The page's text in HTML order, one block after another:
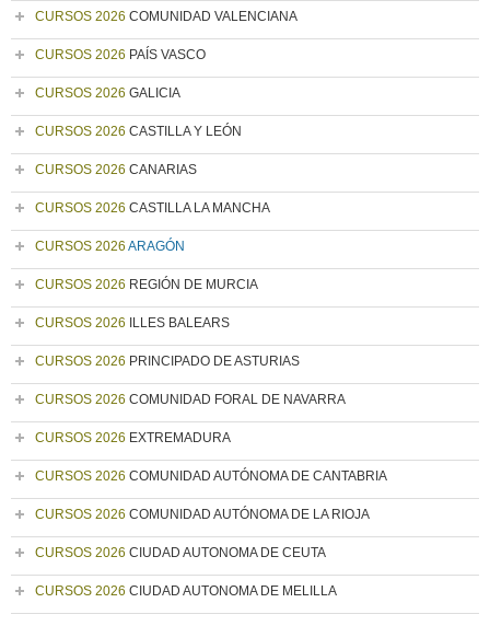
CURSOS 2026 COMUNIDAD VALENCIANA
CURSOS 2026 PAÍS VASCO
CURSOS 2026 GALICIA
CURSOS 2026 CASTILLA Y LEÓN
CURSOS 2026 CANARIAS
CURSOS 2026 CASTILLA LA MANCHA
CURSOS 2026 ARAGÓN
CURSOS 2026 REGIÓN DE MURCIA
CURSOS 2026 ILLES BALEARS
CURSOS 2026 PRINCIPADO DE ASTURIAS
CURSOS 2026 COMUNIDAD FORAL DE NAVARRA
CURSOS 2026 EXTREMADURA
CURSOS 2026 COMUNIDAD AUTÓNOMA DE CANTABRIA
CURSOS 2026 COMUNIDAD AUTÓNOMA DE LA RIOJA
CURSOS 2026 CIUDAD AUTONOMA DE CEUTA
CURSOS 2026 CIUDAD AUTONOMA DE MELILLA